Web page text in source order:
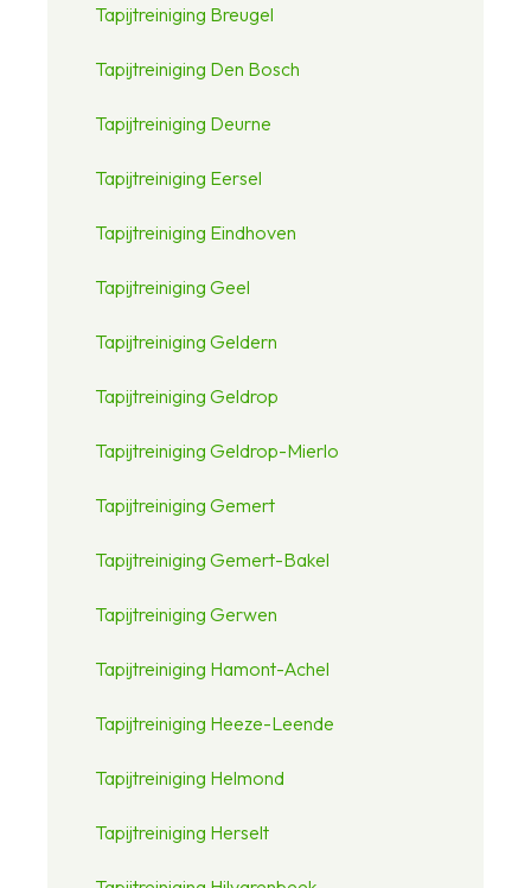
Tapijtreiniging Breugel
Tapijtreiniging Den Bosch
Tapijtreiniging Deurne
Tapijtreiniging Eersel
Tapijtreiniging Eindhoven
Tapijtreiniging Geel
Tapijtreiniging Geldern
Tapijtreiniging Geldrop
Tapijtreiniging Geldrop-Mierlo
Tapijtreiniging Gemert
Tapijtreiniging Gemert-Bakel
Tapijtreiniging Gerwen
Tapijtreiniging Hamont-Achel
Tapijtreiniging Heeze-Leende
Tapijtreiniging Helmond
Tapijtreiniging Herselt